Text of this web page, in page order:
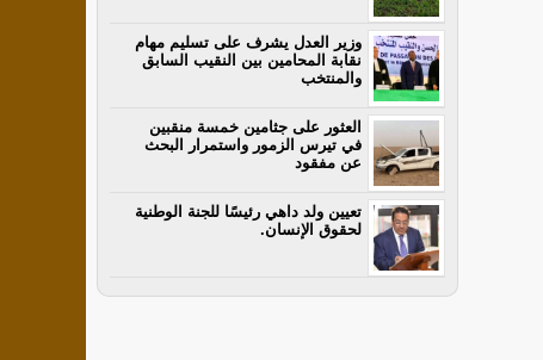
وزير العدل يشرف على تسليم مهام
نقابة المحامين بين النقيب السابق
والمنتخب
العثور على جثامين خمسة منقبين
في تيرس الزمور واستمرار البحث
عن مفقود
تعيين ولد داهي رئيسًا للجنة الوطنية
لحقوق الإنسان.